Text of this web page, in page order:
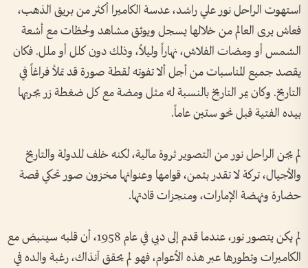
استهوت الراحل نور علي راشد، عدسة الكاميرا أكثر من بريق الذهب،
فعاش يرى العالم من خلالها يسجل ويوثق مشاهد ولحظات مع أشعة
الشمس أو ومضات الفلاش، نهاراً وليلاً، وذلك دون كلل أو ملل. فكان
يقصد جميع المناسبات من أجل ألا تفوته لقطة صورة قد تملأ فراغاً في
التاريخ. وكان يمر التاريخ بالنسبة له مثل ومضة مع كل ضغطة زر يجريها
بيده الفتية قبل نحو ستين عاماً.
لم يجن الراحل نور من التصوير ثروة مالية، لكنه خلف للدولة والتاريخ
والأجيال، تركة لا تقدر بثمن، قوامها وعنوانها مخزون صور تحكي قصة
حضارة ونهضة الإمارات، ومنجزات قادتها.
لم يكن يتصور نور، عندما قدم إلى دبي في عام 1958، أن قلبه سينبض مع
الكاميرات وتطورها عبر هذه الأعوام، فهو لم يحقق آنذاك، رغبة والده في